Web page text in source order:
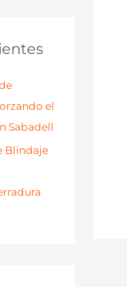
el
Sabadell
Blindaje